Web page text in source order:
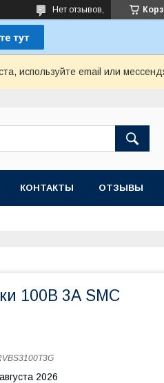
Нет отзывов,
используйте email или
КОНТАКТЫ ОТЗЫВЫ
100В 3А SMC
2026